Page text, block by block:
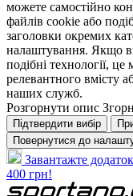
можете самостійно
файлів cookie або
заголовки окремих
налаштування. Якщо
подібні технології,
релевантного вмісту
наших служб.
Розгорнути опис
Підтвердити вибір
Повернутися до
Завантажте
400 грн!